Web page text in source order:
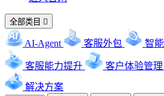
全部类目 
AI-Agent 客服外包 智
客服能力提升 客户体验管理
解决方案